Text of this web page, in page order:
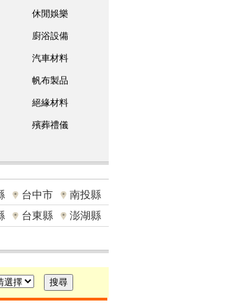
休閒娛樂
廚浴設備
汽車材料
帆布製品
絕緣材料
殯葬禮儀
台中市
南投縣
台東縣
澎湖縣